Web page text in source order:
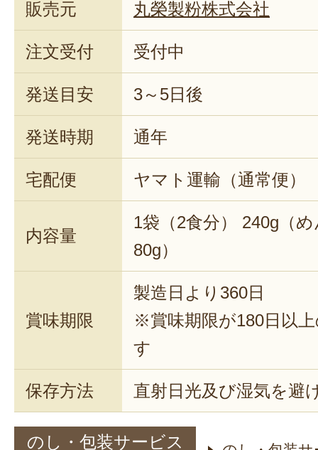
販売元 丸榮製粉株式会社
注文受付 受付中
発送目安 3～5日後
発送時期 通年
宅配便 ヤマト運輸（通常便）
内容量
1袋（2食分） 240g（
80g）
賞味期限
製造日より360日
※賞味期限が180日以
す
保存方法 直射日光及び湿気を避
のし・包装サービス